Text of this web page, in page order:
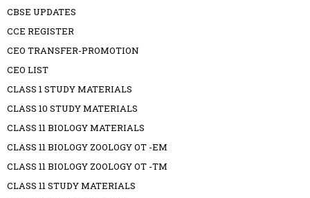
CBSE UPDATES
CCE REGISTER
CEO TRANSFER-PROMOTION
CEO LIST
CLASS 1 STUDY MATERIALS
CLASS 10 STUDY MATERIALS
CLASS 11 BIOLOGY MATERIALS
CLASS 11 BIOLOGY ZOOLOGY OT -EM
CLASS 11 BIOLOGY ZOOLOGY OT -TM
CLASS 11 STUDY MATERIALS